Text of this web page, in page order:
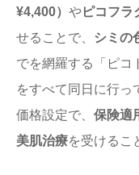
¥4,400） やピコフラ
せることで、
シミの
でを網羅する「ピコ
をすべて同日に行っ
価格設定で、 保険適
美肌治療を受けるこ